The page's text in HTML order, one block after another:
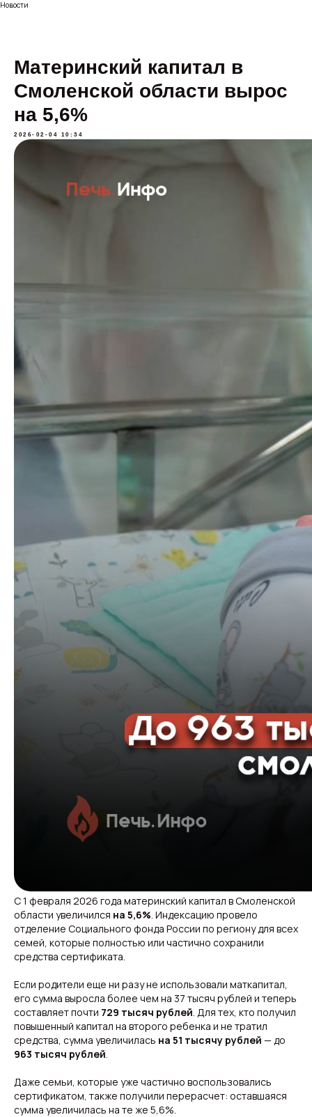
Новости
Материнский капитал в
Смоленской области вырос
на 5,6%
2026-02-04 10:34
С 1 февраля 2026 года материнский капитал в Смоленской
области увеличился на 5,6%. Индексацию провело
отделение Социального фонда России по региону для всех
семей, которые полностью или частично сохранили
средства сертификата.
Если родители еще ни разу не использовали маткапитал,
его сумма выросла более чем на 37 тысяч рублей и теперь
составляет почти 729 тысяч рублей. Для тех, кто получил
повышенный капитал на второго ребенка и не тратил
средства, сумма увеличилась на 51 тысячу рублей — до
963 тысяч рублей.
Даже семьи, которые уже частично воспользовались
сертификатом, также получили перерасчет: оставшаяся
сумма увеличилась на те же 5,6%.